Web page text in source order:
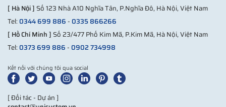
[ Hà Nội ] Số 123 Nhà A10 Nghĩa Tân, P.Nghĩa Đô, Hà Nội, Việt Nam
Tel:0344 699 886-0335 866266
[ Hồ Chí Minh ] Số 23/477 Phố Kim Mã, P.Kim Mã, Hà Nội, Việt Nam
Tel:0373 699 886-0902 734998
Kết nối với chúng tôi qua social
[ Đối tác - Dự án ]